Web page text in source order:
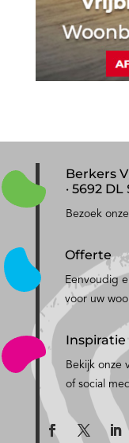
Berkers
· 5692
Bezoek
Offerte
Eenvoudig
voor uw
Inspiratie
Bekijk onze
of social